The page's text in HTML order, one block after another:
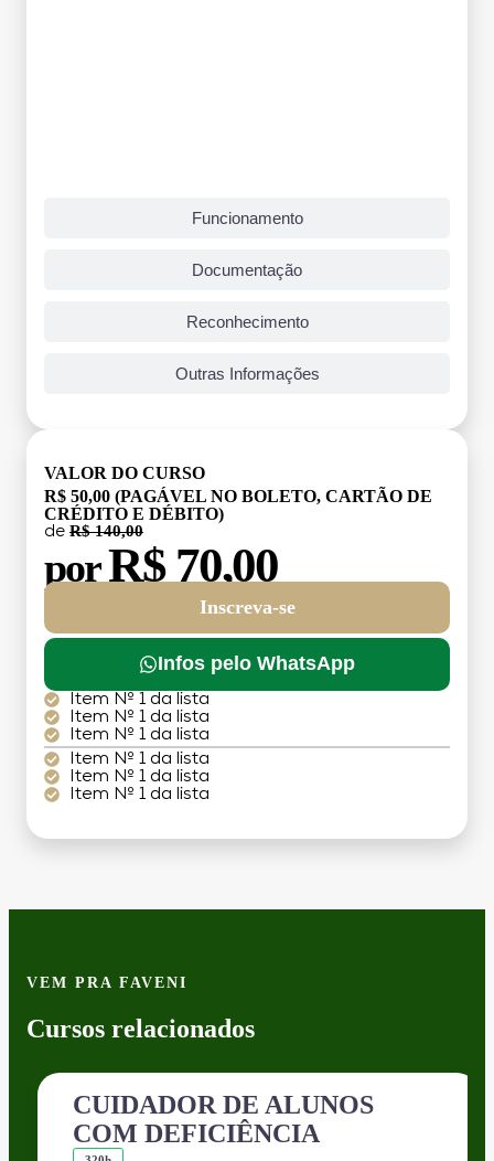
Funcionamento
Documentação
Reconhecimento
Outras Informações
VALOR DO CURSO
R$ 50,00 (PAGÁVEL NO BOLETO, CARTÃO DE
CRÉDITO E DÉBITO)
de R$ 140,00
porR$ 70,00
Inscreva-se
Infos pelo WhatsApp
Item Nº 1 da lista
Item Nº 1 da lista
Item Nº 1 da lista
Item Nº 1 da lista
Item Nº 1 da lista
Item Nº 1 da lista
VEM PRA FAVENI
Cursos relacionados
CUIDADOR DE ALUNOS
COM DEFICIÊNCIA